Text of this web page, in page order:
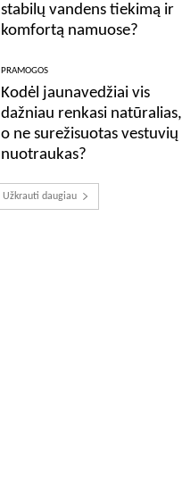
stabilų vandens tiekimą ir
komfortą namuose?
PRAMOGOS
Kodėl jaunavedžiai vis
dažniau renkasi natūralias,
o ne surežisuotas vestuvių
nuotraukas?
Užkrauti daugiau